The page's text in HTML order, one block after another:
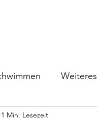
Weiteres
1 Min. Lesezeit